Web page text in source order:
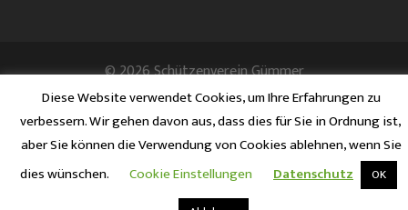
© 2026 Schützenverein Gümmer
Diese Website verwendet Cookies, um Ihre Erfahrungen zu
verbessern. Wir gehen davon aus, dass dies für Sie in Ordnung ist,
aber Sie können die Verwendung von Cookies ablehnen, wenn Sie
dies wünschen.
Cookie Einstellungen Datenschutz
OK